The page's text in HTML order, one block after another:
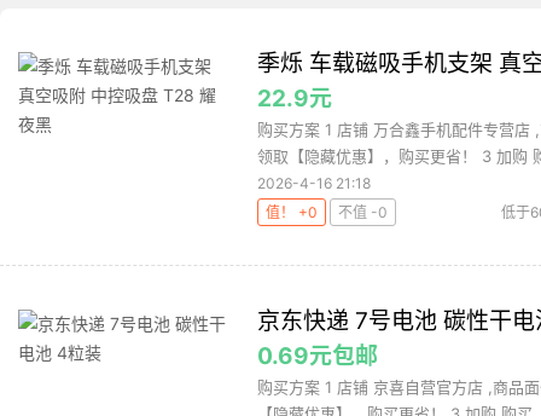
季烁 车载磁吸手机支架 真
22.9元
购买方案 1 店铺 万合鑫手机配件专营
领取【隐藏优惠】，购买更省！ 3 加购
2026-4-16 21:18
值！ +0
不值 -0 低于
京东快递 7号电池 碳性干
0.69元包邮
购买方案 1 店铺 京喜自营官方店 ,商品